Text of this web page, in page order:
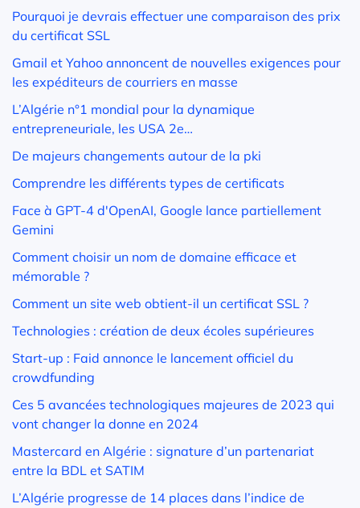
Pourquoi je devrais effectuer une comparaison des prix
du certificat SSL
Gmail et Yahoo annoncent de nouvelles exigences pour
les expéditeurs de courriers en masse
L’Algérie n°1 mondial pour la dynamique
entrepreneuriale, les USA 2e…
De majeurs changements autour de la pki
Comprendre les différents types de certificats
Face à GPT-4 d'OpenAI, Google lance partiellement
Gemini
Comment choisir un nom de domaine efficace et
mémorable ?
Comment un site web obtient-il un certificat SSL ?
Technologies : création de deux écoles supérieures
Start-up : Faid annonce le lancement officiel du
crowdfunding
Ces 5 avancées technologiques majeures de 2023 qui
vont changer la donne en 2024
Mastercard en Algérie : signature d’un partenariat
entre la BDL et SATIM
L’Algérie progresse de 14 places dans l’indice de